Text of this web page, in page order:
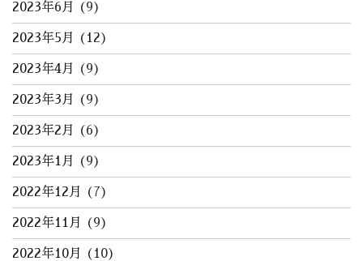
2023年6月 (9)
2023年5月 (12)
2023年4月 (9)
2023年3月 (9)
2023年2月 (6)
2023年1月 (9)
2022年12月 (7)
2022年11月 (9)
2022年10月 (10)